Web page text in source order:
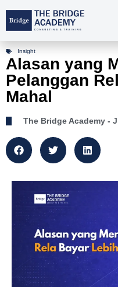
Lewati
ke
konten
Insight
Alasan yang
Pelanggan
Mahal
The Bridge Academy -